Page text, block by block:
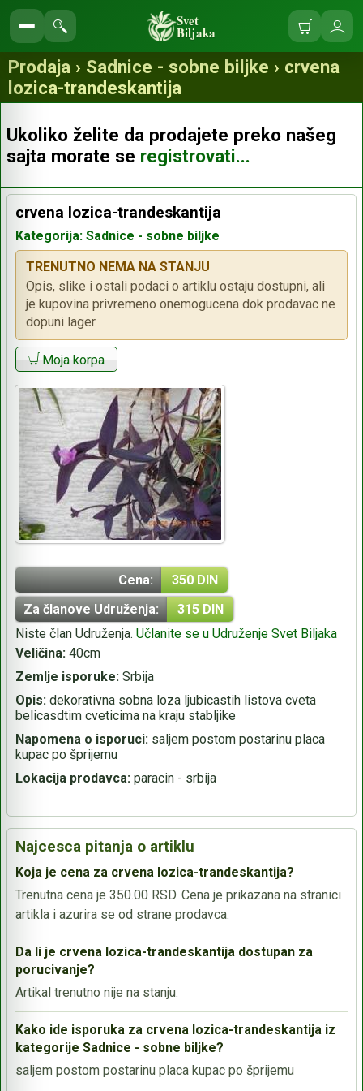
Pretraga
prodavnice
Svet
Biljaka Korpa
se
Prodaja › Sadnice - sobne biljke › crvena
lozica-trandeskantija
Ukoliko želite da prodajete preko našeg
sajta morate se registrovati...
crvena lozica-trandeskantija
Kategorija: Sadnice - sobne biljke
TRENUTNO NEMA NA STANJU
Opis, slike i ostali podaci o artiklu ostaju dostupni, ali
je kupovina privremeno onemogucena dok prodavac ne
dopuni lager.
Moja korpa
Cena:
350 DIN
Za članove Udruženja:
315 DIN
Niste član Udruženja. Učlanite se u Udruženje Svet Biljaka
Veličina: 40cm
Zemlje isporuke: Srbija
Opis: dekorativna sobna loza ljubicastih listova cveta
belicasdtim cveticima na kraju stabljike
Napomena o isporuci: saljem postom postarinu placa
kupac po šprijemu
Lokacija prodavca: paracin - srbija
Najcesca pitanja o artiklu
Koja je cena za crvena lozica-trandeskantija?
Trenutna cena je 350.00 RSD. Cena je prikazana na stranici
artikla i azurira se od strane prodavca.
Da li je crvena lozica-trandeskantija dostupan za
porucivanje?
Artikal trenutno nije na stanju.
Kako ide isporuka za crvena lozica-trandeskantija iz
kategorije Sadnice - sobne biljke?
saljem postom postarinu placa kupac po šprijemu